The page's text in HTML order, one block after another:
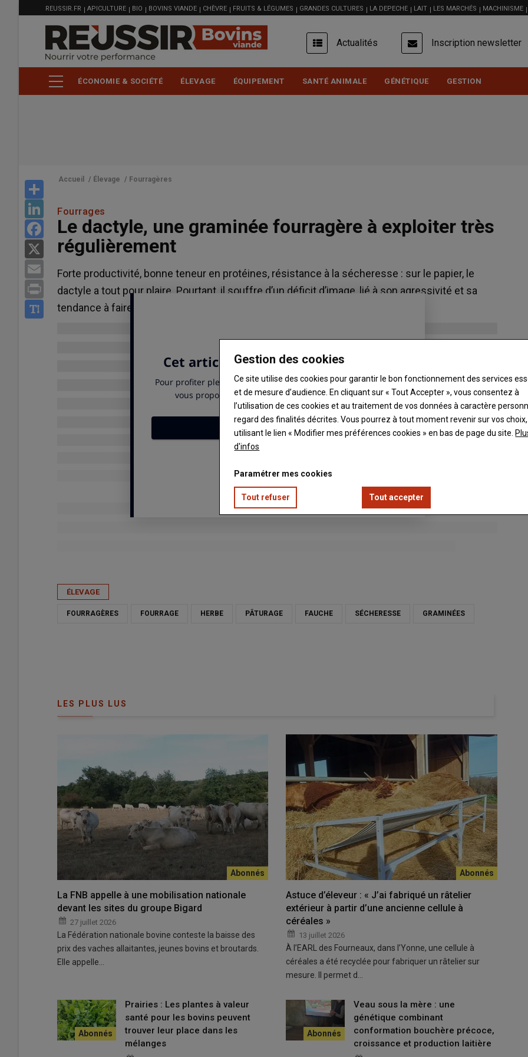
MENU
FILIÈRE
REUSSIR.FR APICULTURE BIO BOVINS VIANDE CHÈVRE FRUITS & LÉGUMES GRANDES CULTURES LA DEPECHE LAIT LES MARCHÉS MACHINISME
USER
ACCOUNT
MENU
Actualités Inscription newsletter
ÉCONOMIE & SOCIÉTÉ ÉLEVAGE ÉQUIPEMENT SANTÉ ANIMALE GÉNÉTIQUE GESTION
LinkedIn
Facebook
Email
Print
Accueil / Élevage / Fourragères
Fourrages
Le dactyle, une graminée fourragère à exploiter très
régulièrement
Forte productivité, bonne teneur en protéines, résistance à la sécheresse : sur le papier, le
dactyle a tout pour plaire. Pourtant, il souffre d’un déficit d’image, lié à son agressivité et sa
tendance à faire des touffes. Le point sur cette graminée fourragère.
Lorsque ses feuilles sont jeunes, le dactyle est appétent au pâturage.
© S. Champion
« Le dactyle est la graminée qui résiste le mieux à la sècheresse »
Le dactyle, la graminée qui produit le plus de protéines à l’hectare
Le dactyle c’est 193g/kg MS pour du fourrage vert premier cycle
Au pâturage, revenir avec les animaux toutes les trois semaines
Trois à quatre fauches par an pour le dactyle
En ensilage, il est préférable que le dactyle se retrouve en fond de silo
Éviter de semer le dactyle en ligne
ÉLEVAGE
FOURRAGÈRES FOURRAGE HERBE PÂTURAGE FAUCHE SÉCHERESSE GRAMINÉES
LES PLUS LUS
La FNB appelle à une mobilisation nationale
devant les sites du groupe Bigard
27 juillet 2026
La Fédération nationale bovine conteste la baisse des
prix des vaches allaitantes, jeunes bovins et broutards.
Elle appelle…
Astuce d’éleveur : « J’ai fabriqué un râtelier
extérieur à partir d’une ancienne cellule à
céréales »
13 juillet 2026
À l’EARL des Fourneaux, dans l’Yonne, une cellule à
céréales a été recyclée pour fabriquer un râtelier sur
mesure. Il permet d…
Prairies : Les plantes à valeur
santé pour les bovins peuvent
trouver leur place dans les
mélanges
Veau sous la mère : une
génétique combinant
conformation bouchère précoce,
croissance et production laitière
Gestion des cookies
Ce site utilise des cookies pour garantir le bon fonctionnement des services
et de mesure d’audience. En cliquant sur « Tout Accepter », vous consentez à
l’utilisation de ces cookies et au traitement de vos données à caractère
regard des finalités décrites. Vous pourrez à tout moment revenir sur vos
utilisant le lien « Modifier mes préférences cookies » en bas de page du site.
d'infos
Paramétrer mes cookies
Tout refuser Tout accepter